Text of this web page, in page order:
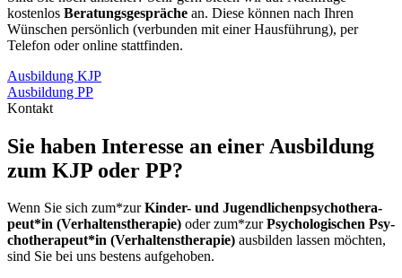
kostenlos Be­ra­tungs­ge­spräche an. Diese können nach Ihren
Wünschen persön­lich (verbunden mit einer Haus­führung), per
Telefon oder online statt­finden.
Ausbildung KJP
Ausbildung PP
Kontakt
Sie haben Interesse an einer Ausbildung
zum KJP oder PP?
Wenn Sie sich zum*zurKinder- und Ju­gend­lichen­psy­cho­thera­
peut*in (Ver­hal­tens­the­ra­pie) oder zum*zurPsy­cho­lo­gischen Psy­
cho­thera­peut*in (Ver­hal­tens­the­ra­pie) aus­bilden lassen möchten,
sind Sie bei uns bestens auf­ge­hoben.